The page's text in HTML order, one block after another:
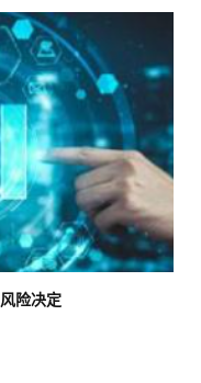
险决定